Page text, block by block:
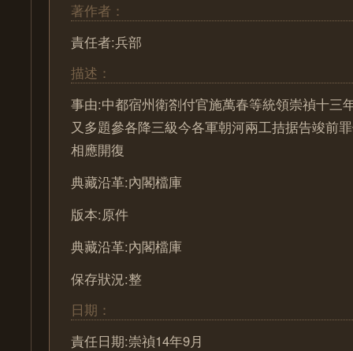
著作者：
責任者:兵部
描述：
事由:中都宿州衛劄付官施萬春等統領崇禎十三
又多題參各降三級今各軍朝河兩工拮据告竣前
相應開復
典藏沿革:內閣檔庫
版本:原件
典藏沿革:內閣檔庫
保存狀況:整
日期：
責任日期:崇禎14年9月